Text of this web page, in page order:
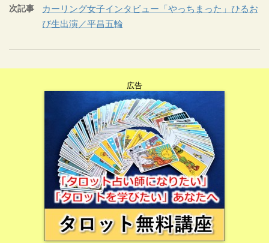
次記事
カーリング女子インタビュー「やっちまった」ひるお
び生出演／平昌五輪
広告